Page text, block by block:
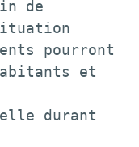
de
pourront
et
durant